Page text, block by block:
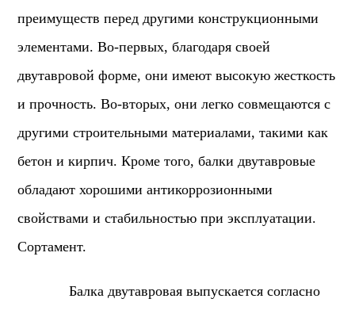
преимуществ перед другими конструкционными
элементами. Во-первых, благодаря своей
двутавровой форме, они имеют высокую жесткость
и прочность. Во-вторых, они легко совмещаются с
другими строительными материалами, такими как
бетон и кирпич. Кроме того, балки двутавровые
обладают хорошими антикоррозионными
свойствами и стабильностью при эксплуатации.
Сортамент.
Балка двутавровая выпускается согласно